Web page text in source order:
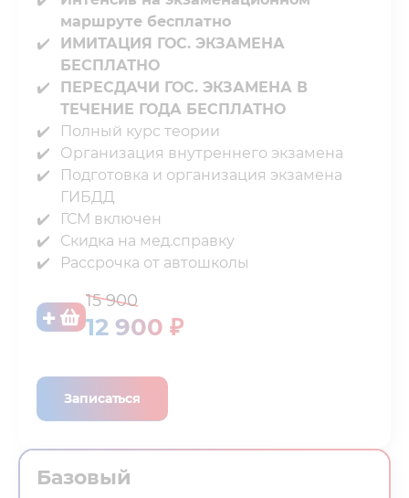
маршруте бесплатно
ИМИТАЦИЯ ГОС. ЭКЗАМЕНА
БЕСПЛАТНО
ПЕРЕСДАЧИ ГОС. ЭКЗАМЕНА В
ТЕЧЕНИЕ ГОДА БЕСПЛАТНО
Полный курс теории⁣⁣
Организация внутреннего экзамена⁣⁣
Подготовка и организация экзамена
ГИБДД⁣⁣
ГСМ включен⁣⁣
Скидка на мед.справку⁣⁣
Рассрочка от автошколы
15 900
12 900 ₽
Записаться
Базовый